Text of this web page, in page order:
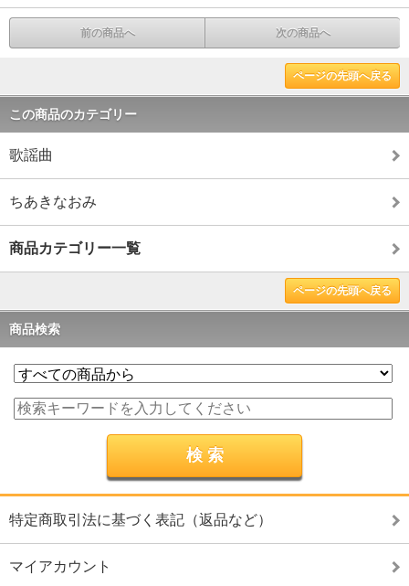
前の商品へ 次の商品へ
ページの先頭へ戻る
この商品のカテゴリー
歌謡曲
ちあきなおみ
商品カテゴリー一覧
ページの先頭へ戻る
商品検索
特定商取引法に基づく表記（返品など）
マイアカウント